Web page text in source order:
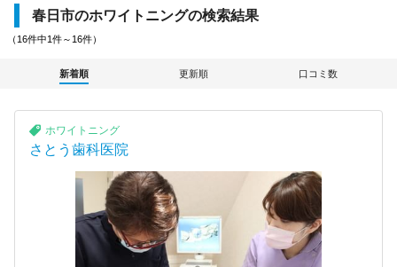
春日市のホワイトニングの検索結果
（16件中1件～16件）
新着順 更新順 口コミ数
ホワイトニング
さとう歯科医院